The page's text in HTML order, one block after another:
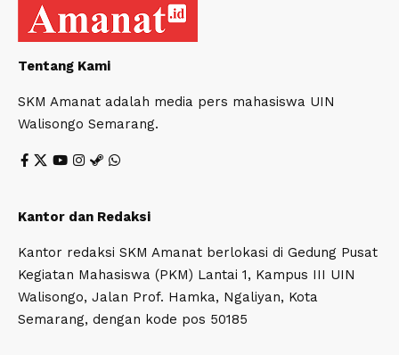
Tentang Kami
SKM Amanat adalah media pers mahasiswa UIN
Walisongo Semarang.
Kantor dan Redaksi
Kantor redaksi SKM Amanat berlokasi di Gedung Pusat
Kegiatan Mahasiswa (PKM) Lantai 1, Kampus III UIN
Walisongo, Jalan Prof. Hamka, Ngaliyan, Kota
Semarang, dengan kode pos 50185